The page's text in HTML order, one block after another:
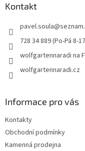
Kontakt
pavel.soula@
728 34 889 (Po-Pá 8-
wolfgartennaradi na
wolfgartennaradi.cz
Informace pro vás
Kontakty
Obchodní podmínky
Kamenná prodejna